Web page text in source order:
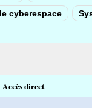
cyberespace
Accès direct